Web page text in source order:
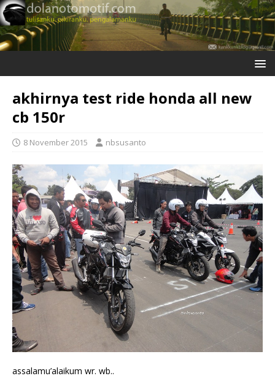
akhirnya test ride honda all new
cb 150r
8 November 2015 nbsusanto
assalamu’alaikum wr. wb..